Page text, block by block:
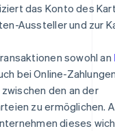
das Konto des
Aussteller und zur
sowohl an
bei Online-
den an der
zu ermöglichen.
dieses